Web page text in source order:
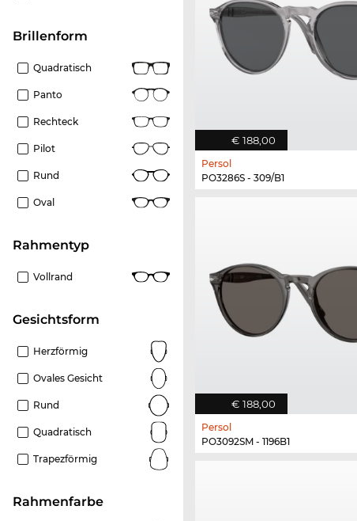
Brillenform
Quadratisch
Panto
Rechteck
Pilot
Rund
Oval
Rahmentyp
Vollrand
Gesichtsform
Herzförmig
Ovales Gesicht
Rund
Quadratisch
Trapezförmig
Rahmenfarbe
€ 188,00
Persol
PO3286S - 309/B1
€ 188,00
Persol
PO3092SM - 1196B1